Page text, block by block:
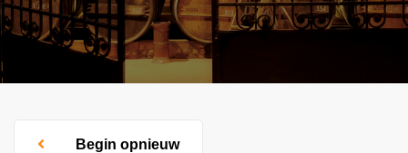
Begin opnieuw